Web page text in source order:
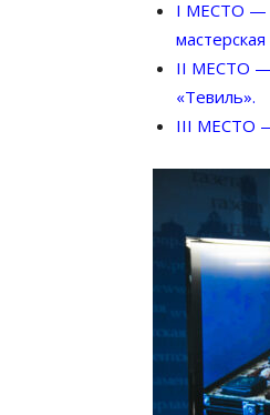
I МЕСТО —
II МЕСТО —
«Тевиль».
III МЕСТО —